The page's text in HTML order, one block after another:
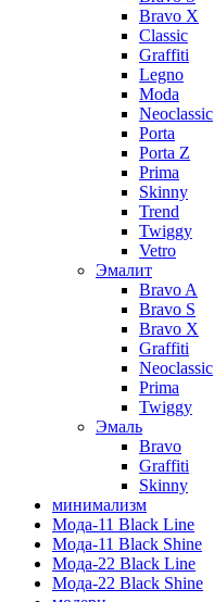
Bravo X
Classic
Graffiti
Legno
Moda
Neoclassic
Porta
Porta Z
Prima
Skinny
Trend
Twiggy
Vetro
Эмалит
Bravo A
Bravo S
Bravo X
Graffiti
Neoclassic
Prima
Twiggy
Эмаль
Bravo
Graffiti
Skinny
минимализм
Мода-11 Black Line
Мода-11 Black Shine
Мода-22 Black Line
Мода-22 Black Shine